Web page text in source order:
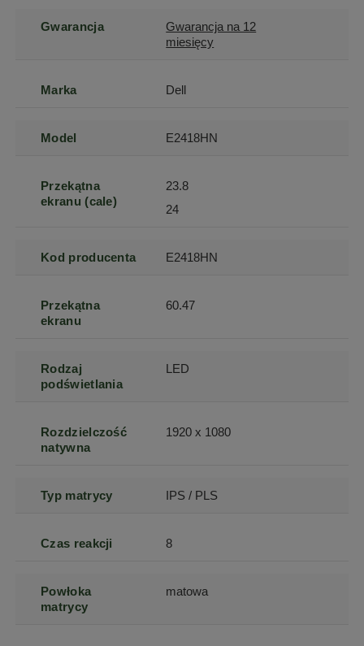
Gwarancja
Gwarancja na 12
miesięcy
Marka Dell
Model E2418HN
Przekątna
ekranu (cale)
23.8
24
Kod producenta E2418HN
Przekątna
ekranu
60.47
Rodzaj
podświetlania
LED
Rozdzielczość
natywna
1920 x 1080
Typ matrycy IPS / PLS
Czas reakcji 8
Powłoka
matrycy
matowa